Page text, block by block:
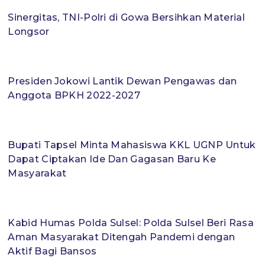
Sinergitas, TNI-Polri di Gowa Bersihkan Material
Longsor
Presiden Jokowi Lantik Dewan Pengawas dan
Anggota BPKH 2022-2027
Bupati Tapsel Minta Mahasiswa KKL UGNP Untuk
Dapat Ciptakan Ide Dan Gagasan Baru Ke
Masyarakat
Kabid Humas Polda Sulsel: Polda Sulsel Beri Rasa
Aman Masyarakat Ditengah Pandemi dengan
Aktif Bagi Bansos